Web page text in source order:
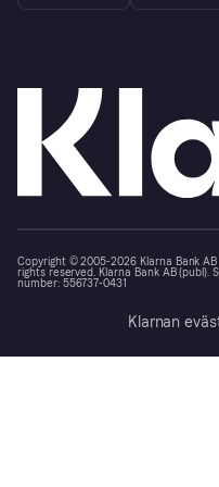
Copyright © 2005-2026 Klarna Bank AB
rights reserved. Klarna Bank AB (publ).
number: 556737-0431
Klarnan